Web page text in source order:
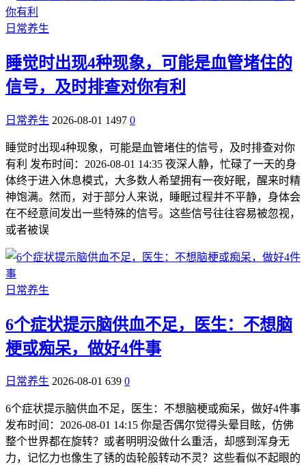
日常养生
睡觉时出现4种现象，可能是血管堵住的
信号，及时排查对你有利
日常养生 2026-08-01 1497 0
睡觉时出现4种现象，可能是血管堵住的信号，及时排查对你
有利 发布时间：2026-08-01 14:35 夜深人静，忙碌了一天的身
体终于进入休息模式，大多数人希望拥有一夜好眠，醒来时精
神饱满。然而，对于部分人来说，睡眠过程并不平静，身体会
在不经意间发出一些特殊的信号。这些信号往往容易被忽视，
或者被误
日常养生
6个症状提示脑供血不足，医生：不想脑
梗或痴呆，做好4件事
日常养生 2026-08-01 639 0
6个症状提示脑供血不足，医生：不想脑梗或痴呆，做好4件事
发布时间：2026-08-01 14:15 你是否偶尔觉得头晕目眩，仿佛
整个世界都在旋转？或者明明没做什么重活，却感到浑身无
力，记忆力也像生了锈的齿轮般转动不灵？这些看似不起眼的